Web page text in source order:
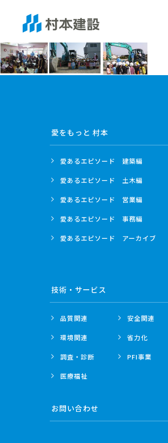
愛をもっと 村本
愛あるエピソード 建築編
愛あるエピソード 土木編
愛あるエピソード 営業編
愛あるエピソード 事務編
愛あるエピソード アーカイブ
技術・ サービス
品質関連 安全関連
環境関連 省力化
調査・診断 PFI事業
医療福祉
お問い合わせ